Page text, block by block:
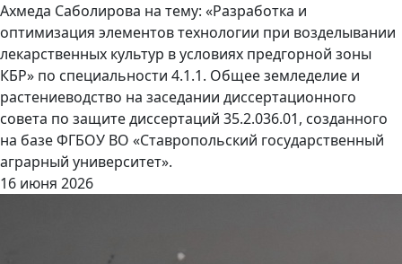
Ахмеда Саболирова на тему: «Разработка и
оптимизация элементов технологии при возделывании
лекарственных культур в условиях предгорной зоны
КБР» по специальности 4.1.1. Общее земледелие и
растениеводство на заседании диссертационного
совета по защите диссертаций 35.2.036.01, созданного
на базе ФГБОУ ВО «Ставропольский государственный
аграрный университет».
16 июня 2026